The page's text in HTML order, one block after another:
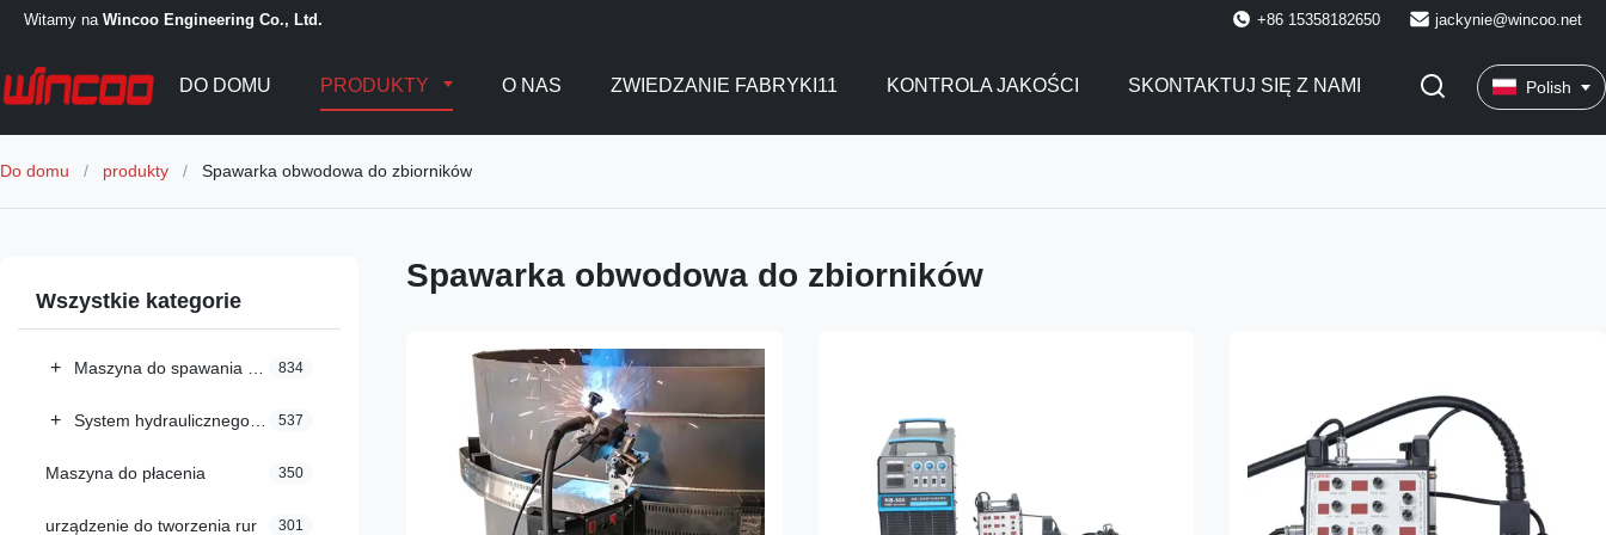
Witamy na Wincoo Engineering Co., Ltd. +86 15358182650 jackynie@wincoo.net
DO DOMU PRODUKTY O NAS ZWIEDZANIE FABRYKI11 KONTROLA JAKOŚCI SKONTAKTUJ SIĘ Z NAMI Polish
Do domu / produkty / Spawarka obwodowa do zbiorników
Wszystkie kategorie
+ 834
+ 537
Maszyna do płacenia 350
urządzenie do tworzenia rur 301
Spawarka obwodowa do zbiorników